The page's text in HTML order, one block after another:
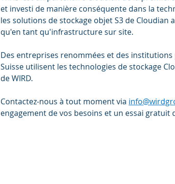
et investi de manière conséquente dans la
les solutions de stockage objet S3 de Cloudian
qu'en tant qu'infrastructure sur site.
Des entreprises renommées et des
Suisse utilisent les technologies de stockage
de WIRD.
Contactez-nous à tout moment via
engagement de vos besoins et un essai gratuit